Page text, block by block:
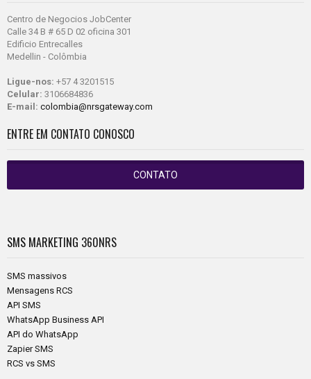
Centro de Negocios JobCenter
Calle 34 B # 65 D 02 oficina 301
Edificio Entrecalles
Medellin - Colômbia
Ligue-nos: +57 4 3201515
Celular: 3106684836
E-mail: colombia@nrsgateway.com
ENTRE EM CONTATO CONOSCO
CONTATO
SMS MARKETING 360NRS
SMS massivos
Mensagens RCS
API SMS
WhatsApp Business API
API do WhatsApp
Zapier SMS
RCS vs SMS